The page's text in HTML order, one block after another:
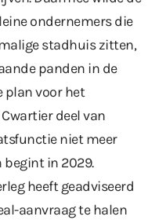
ondernemers die
stadhuis zitten,
panden in de
plan voor het
deel van
niet meer
begint in 2029.
heeft geadviseerd
aanvraag te halen